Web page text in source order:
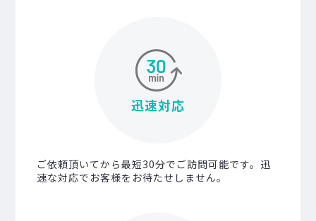
迅速対応
ご依頼頂いてから最短30分でご訪問可能です。迅
速な対応でお客様をお待たせしません。